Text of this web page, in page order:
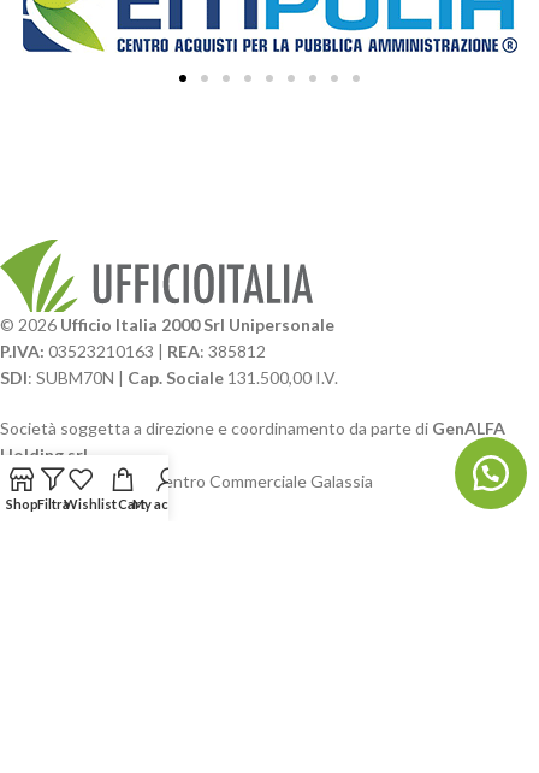
© 2026 Ufficio Italia 2000 Srl Unipersonale
P.IVA: 03523210163 | REA: 385812
SDI: SUBM70N | Cap. Sociale 131.500,00 I.V.
Società soggetta a direzione e coordinamento da parte di GenALFA
Holding srl
Via A. Ponti n. 4 – Centro Commerciale Galassia
24126 Bergamo
ShopFiltraWishlistCartMy account